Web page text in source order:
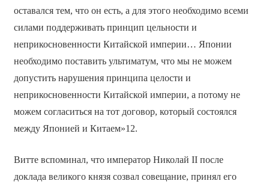
оставался тем, что он есть, а для этого необходимо всеми
силами поддерживать принцип цельности и
неприкосновенности Китайской империи… Японии
необходимо поставить ультиматум, что мы не можем
допустить нарушения принципа целости и
неприкосновенности Китайской империи, а потому не
можем согласиться на тот договор, который состоялся
между Японией и Китаем»12.
Витте вспоминал, что император Николай II после
доклада великого князя созвал совещание, принял его